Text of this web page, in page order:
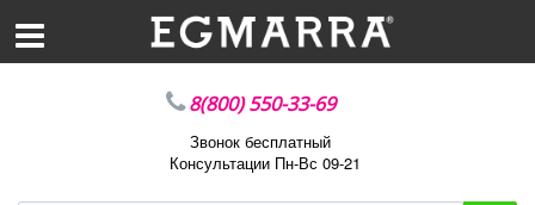
8(800) 550-33-69
Звонок бесплатный
Консультации Пн-Вс 09-21